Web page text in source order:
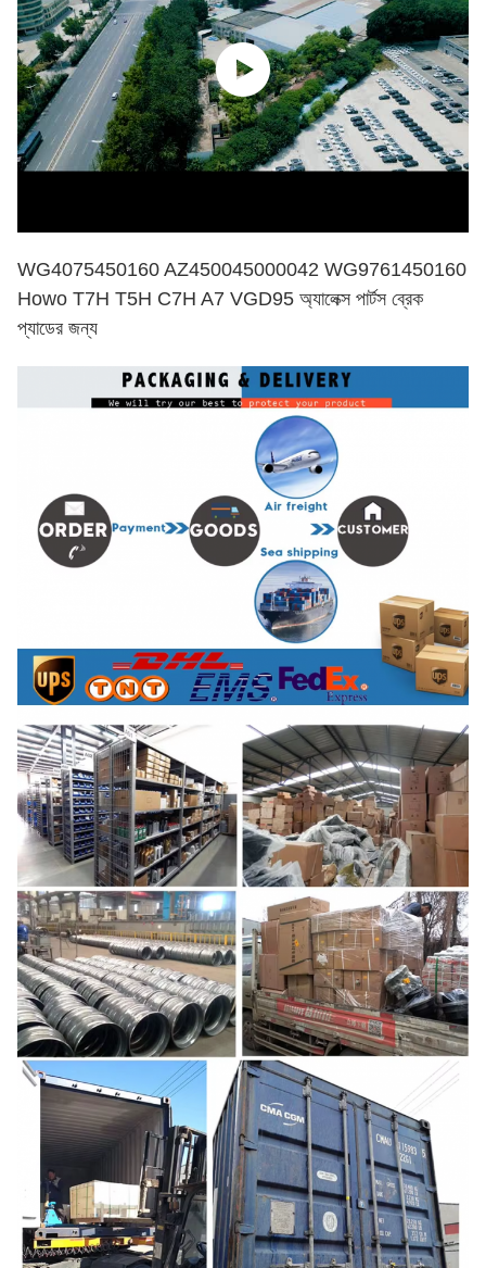
WG4075450160 AZ450045000042 WG9761450160
Howo T7H T5H C7H A7 VGD95 অ্যালেক্স পার্টস ব্রেক
প্যাডের জন্য